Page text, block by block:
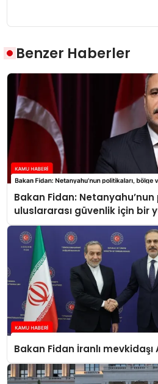
Benzer Haberler
Bakan Fidan:
uluslararası güvenlik için bir
Bakan Fidan İranlı